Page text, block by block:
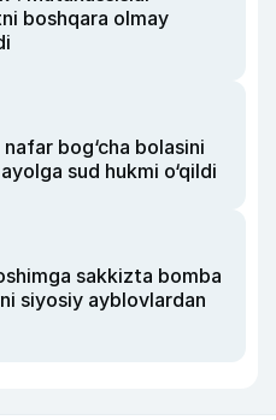
boshqara olmay
bog‘cha bolasini
sud hukmi o‘qildi
sakkizta bomba
siyosiy ayblovlardan